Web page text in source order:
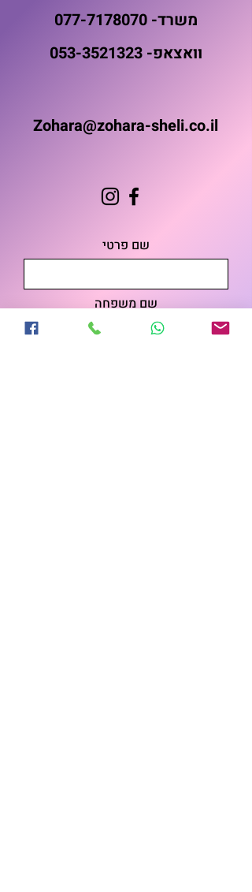
משרד- 077-7178070
וואצאפ- 053-3521323
Zohara@zohara-sheli.co.il
שם פרטי
שם משפחה